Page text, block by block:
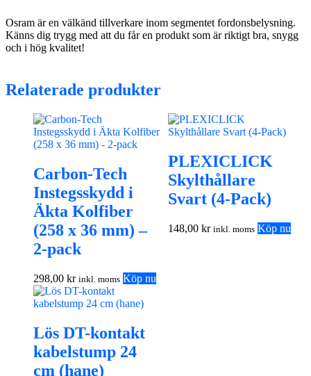
Osram är en välkänd tillverkare inom segmentet fordonsbelysning.
Känns dig trygg med att du får en produkt som är riktigt bra, snygg
och i hög kvalitet!
Relaterade produkter
Carbon-Tech
Instegsskydd i
Äkta Kolfiber
(258 x 36 mm) –
2-pack
298,00 kr inkl. moms Köp nu
PLEXICLICK
Skylthållare
Svart (4-Pack)
148,00kr inkl. moms Köp nu
Lös DT-kontakt
kabelstump 24
cm (hane)